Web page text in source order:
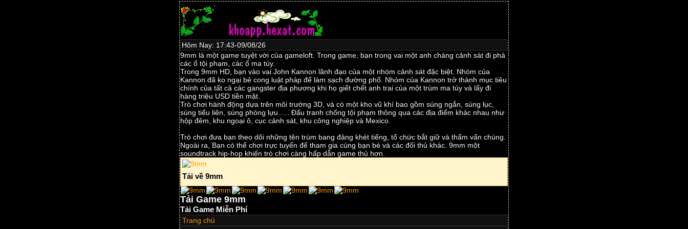
Hôm Nay: 17:43-09/08/26
9mm là một game tuyệt vời của gameloft. Trong game, bạn trong vai một anh chàng cảnh sát đi phá
các ổ tội phạm, các ổ ma túy.
Trong 9mm HD, bạn vào vai John Kannon lãnh đạo của một nhóm cảnh sát đặc biệt. Nhóm của
Kannon đã ko ngại bẻ cong luật pháp để làm sạch đường phố. Nhóm của Kannon trở thành mục tiêu
chính của tất cả các gangster địa phương khi họ giết chết anh trai của một trùm ma túy và lấy đi
hàng triệu USD tiền mặt.
Trò chơi hành động dựa trên môi trường 3D, và có một kho vũ khí bao gồm súng ngắn, súng lục,
súng tiểu liên, súng phóng lựu….. Đấu tranh chống tội phạm thông qua các địa điểm khác nhau như
hộp đêm, khu ngoại ô, cục cảnh sát, khu công nghiệp và Mexico.
Trò chơi đưa bạn theo dõi những tên trùm bang đảng khét tiếng, tổ chức bắt giữ và thẩm vấn chúng.
Ngoài ra, Bạn có thể chơi trực tuyến để tham gia cùng bạn bè và các đối thủ khác. 9mm một
soundtrack hip-hop khiến trò chơi càng hấp dẫn game thủ hơn.
Tải về 9mm
Tải Game 9mm
Tải Game Miễn Phí
Trang chủ